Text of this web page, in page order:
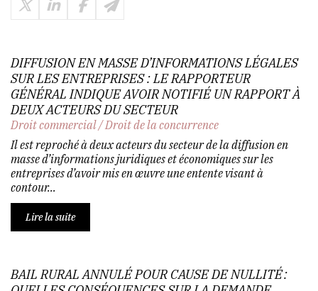
DIFFUSION EN MASSE D’INFORMATIONS LÉGALES
SUR LES ENTREPRISES : LE RAPPORTEUR
GÉNÉRAL INDIQUE AVOIR NOTIFIÉ UN RAPPORT À
DEUX ACTEURS DU SECTEUR
Droit commercial/Droit de la concurrence
Il est reproché à deux acteurs du secteur de la diffusion en
masse d’informations juridiques et économiques sur les
entreprises d’avoir mis en œuvre une entente visant à
contour...
Lire la suite
BAIL RURAL ANNULÉ POUR CAUSE DE NULLITÉ :